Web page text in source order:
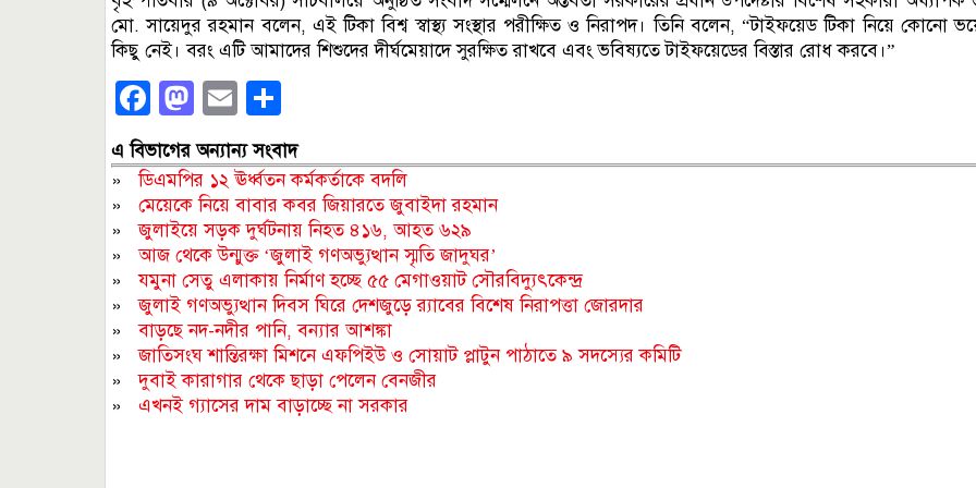
মো. সায়েদুর রহমান বলেন, এই টিকা বিশ্ব স্বাস্থ্য সংস্থার পরীক্ষিত ও নিরাপদ। তিনি বলেন, “টাইফয়েড টিকা নিয়ে কোনো
কিছু নেই। বরং এটি আমাদের শিশুদের দীর্ঘমেয়াদে সুরক্ষিত রাখবে এবং ভবিষ্যতে টাইফয়েডের বিস্তার রোধ করবে।”
Facebook
Mastodon
Email
এ বিভাগের অন্যান্য সংবাদ
»ডিএমপির ১২ ঊর্ধ্বতন কর্মকর্তাকে বদলি
» মেয়েকে নিয়ে বাবার কবর জিয়ারতে জুবাইদা রহমান
»জুলাইয়ে সড়ক দুর্ঘটনায় নিহত ৪১৬, আহত ৬২৯
»আজ থেকে উন্মুক্ত ‘জুলাই গণঅভ্যুত্থান স্মৃতি জাদুঘর’
»যমুনা সেতু এলাকায় নির্মাণ হচ্ছে ৫৫ মেগাওয়াট সৌরবিদ্যুৎকেন্দ্র
»জুলাই গণঅভ্যুত্থান দিবস ঘিরে দেশজুড়ে র‌্যাবের বিশেষ নিরাপত্তা জোরদার
»বাড়ছে নদ-নদীর পানি, বন্যার আশঙ্কা
»জাতিসংঘ শান্তিরক্ষা মিশনে এফপিইউ ও সোয়াট প্লাটুন পাঠাতে ৯ সদস্যের কমিটি
»দুবাই কারাগার থেকে ছাড়া পেলেন বেনজীর
» এখনই গ্যাসের দাম বাড়াচ্ছে না সরকার